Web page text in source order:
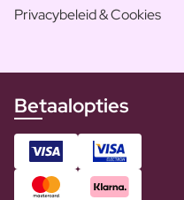
Privacybeleid & Cookies
Betaalopties